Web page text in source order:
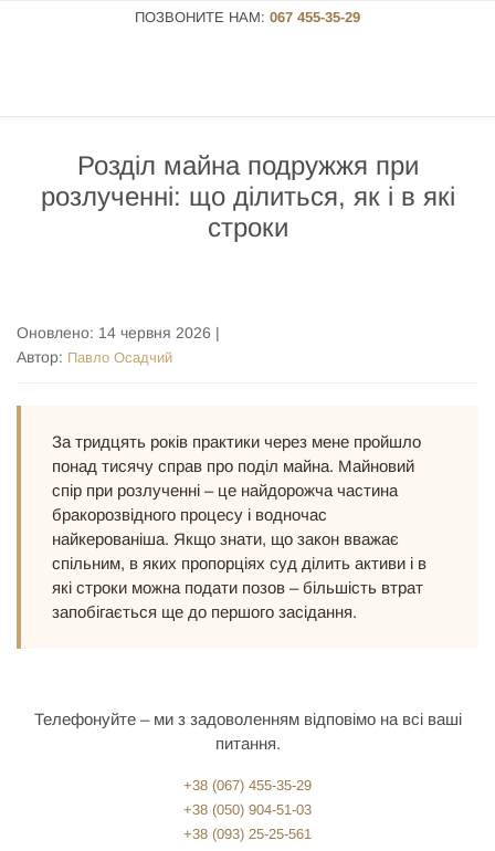
ПОЗВОНИТЕ НАМ: 067 455-35-29
Розділ майна подружжя при
розлученні: що ділиться, як і в які
строки
Оновлено: 14 червня 2026 |
Автор: Павло Осадчий
За тридцять років практики через мене пройшло
понад тисячу справ про поділ майна. Майновий
спір при розлученні – це найдорожча частина
бракорозвідного процесу і водночас
найкерованіша. Якщо знати, що закон вважає
спільним, в яких пропорціях суд ділить активи і в
які строки можна подати позов – більшість втрат
запобігається ще до першого засідання.
Телефонуйте – ми з задоволенням відповімо на всі ваші
питання.
+38 (067) 455-35-29
+38 (050) 904-51-03
+38 (093) 25-25-561